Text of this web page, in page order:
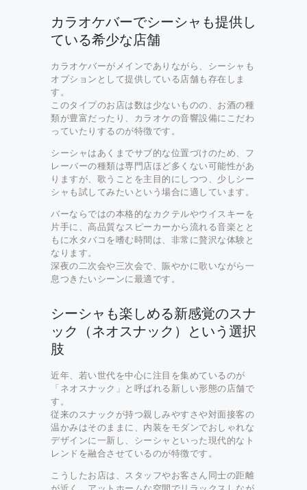
カラオケバーでシーシャも提供し
ている希少な店舗
カラオケバーがメインでありながら、シーシャも
オプションとして提供している店舗も存在しま
す。
このタイプのお店は数は少ないものの、お酒の種
類が豊富だったり、カラオケの音響設備にこだわ
っていたりするのが特徴です。
シーシャはあくまでサブ的な位置づけのため、フ
レーバーの種類は専門店ほど多くない可能性があ
りますが、歌うことを主目的にしつつ、少しシー
シャも試してみたいという場合に適しています。
バーならではの本格的なカクテルやウイスキーを
片手に、高品質なスピーカーから流れる音楽とと
もに水タバコを嗜む時間は、非常に贅沢な体験と
なります。
深夜の二次会や三次会で、賑やかに歌いながら一
息つきたいシーンに最適です。
シーシャも楽しめる新感覚のスナ
ック（ネオスナック）という選択
肢
近年、若い世代を中心に注目を集めているのが
「ネオスナック」と呼ばれる新しい形態の店舗で
す。
従来のスナックが持つ親しみやすさや対面接客の
温かみはそのままに、内装をモダンでおしゃれな
デザインに一新し、シーシャといった現代的なト
レンドを融合させているのが特徴です。
こうしたお店は、スタッフやお客さん同士の距離